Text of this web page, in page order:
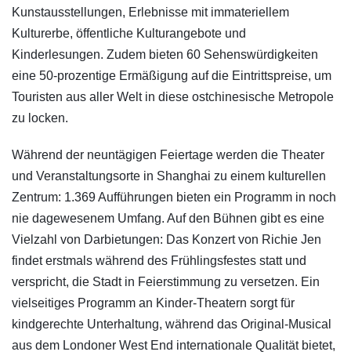
Kunstausstellungen, Erlebnisse mit immateriellem
Kulturerbe, öffentliche Kulturangebote und
Kinderlesungen. Zudem bieten 60 Sehenswürdigkeiten
eine 50-prozentige Ermäßigung auf die Eintrittspreise, um
Touristen aus aller Welt in diese ostchinesische Metropole
zu locken.
Während der neuntägigen Feiertage werden die Theater
und Veranstaltungsorte in Shanghai zu einem kulturellen
Zentrum: 1.369 Aufführungen bieten ein Programm in noch
nie dagewesenem Umfang. Auf den Bühnen gibt es eine
Vielzahl von Darbietungen: Das Konzert von Richie Jen
findet erstmals während des Frühlingsfestes statt und
verspricht, die Stadt in Feierstimmung zu versetzen. Ein
vielseitiges Programm an Kinder-Theatern sorgt für
kindgerechte Unterhaltung, während das Original-Musical
aus dem Londoner West End internationale Qualität bietet,